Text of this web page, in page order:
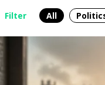
Filter All